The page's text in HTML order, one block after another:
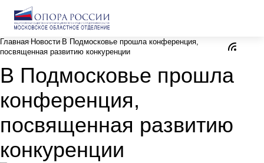
Главная Новости В Подмосковье прошла конференция,
посвященная развитию конкуренции
В Подмосковье прошла
конференция,
посвященная развитию
конкуренции